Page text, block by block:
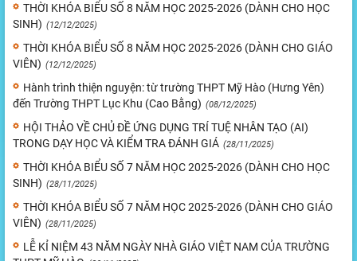
THỜI KHÓA BIỂU SỐ 8 NĂM HỌC 2025-2026 (DÀNH CHO HỌC
SINH) (12/12/2025)
THỜI KHÓA BIỂU SỐ 8 NĂM HỌC 2025-2026 (DÀNH CHO GIÁO
VIÊN) (12/12/2025)
Hành trình thiện nguyện: từ trường THPT Mỹ Hào (Hưng Yên)
đến Trường THPT Lục Khu (Cao Bằng) (08/12/2025)
HỘI THẢO VỀ CHỦ ĐỀ ỨNG DỤNG TRÍ TUỆ NHÂN TẠO (AI)
TRONG DẠY HỌC VÀ KIỂM TRA ĐÁNH GIÁ (28/11/2025)
THỜI KHÓA BIỂU SỐ 7 NĂM HỌC 2025-2026 (DÀNH CHO HỌC
SINH) (28/11/2025)
THỜI KHÓA BIỂU SỐ 7 NĂM HỌC 2025-2026 (DÀNH CHO GIÁO
VIÊN) (28/11/2025)
LỄ KỈ NIỆM 43 NĂM NGÀY NHÀ GIÁO VIỆT NAM CỦA TRƯỜNG